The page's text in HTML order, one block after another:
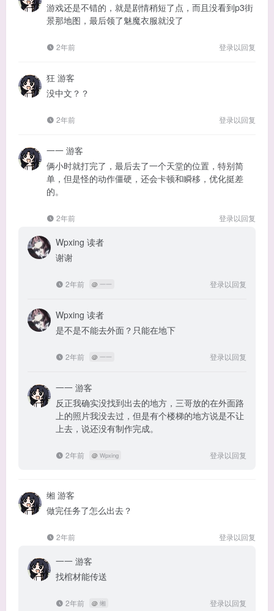
游戏还是不错的，就是剧情稍短了点，而且没看到p3街
景那地图，最后领了魅魔衣服就没了
2年前 登录以回复
狂 游客
没中文？？
2年前 登录以回复
一一 游客
俩小时就打完了，最后去了一个天堂的位置，特别简
单，但是怪的动作僵硬，还会卡顿和瞬移，优化挺差
的。
2年前 登录以回复
Wpxing 读者
谢谢
2年前 @ 一一 登录以回复
Wpxing 读者
是不是不能去外面？只能在地下
2年前 @ 一一 登录以回复
一一 游客
反正我确实没找到出去的地方，三哥放的在外面路
上的照片我没去过，但是有个楼梯的地方说是不让
上去，说还没有制作完成。
2年前 @ Wpxing 登录以回复
缃 游客
做完任务了怎么出去？
2年前 登录以回复
一一 游客
找棺材能传送
2年前 @ 缃 登录以回复